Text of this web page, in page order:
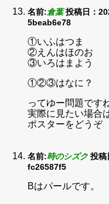
名前:倉葉 投稿日：
5beab6e78
①いふはつま
②えんはほのお
③いろはまよう
①②③はなに？
ってゆー問題です
実際に見たい場合
ポスターをどうぞ
名前:時のシズク 投稿
fc26587f5
Bはパールです。